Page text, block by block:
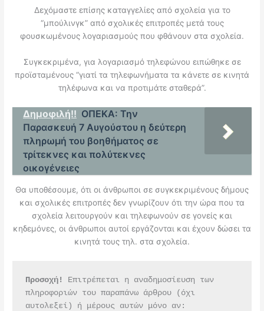
Δεχόμαστε επίσης καταγγελίες από σχολεία για το
“μπούλινγκ” από σχολικές επιτροπές μετά τους
φουσκωμένους λογαριασμούς που φθάνουν στα σχολεία.
Συγκεκριμένα, για λογαριασμό τηλεφώνου ειπώθηκε σε
προϊσταμένους “γιατί τα τηλεφωνήματα τα κάνετε σε κινητά
τηλέφωνα και να προτιμάτε σταθερά”.
Δημοφιλή!! ΟΠΕΚΑ: Την
Παρασκευή 7 Αυγούστου η δεύτερη
πληρωμή του βοηθήματος σε
τρίτεκνες και πολύτεκνες
οικογένειες
Θα υποθέσουμε, ότι οι άνθρωποι σε συγκεκριμένους δήμους
και σχολικές επιτροπές δεν γνωρίζουν ότι την ώρα που τα
σχολεία λειτουργούν και τηλεφωνούν σε γονείς και
κηδεμόνες, οι άνθρωποι αυτοί εργάζονται και έχουν δώσει τα
κινητά τους τηλ. στα σχολεία.
Προσοχή!
Επιτρέπεται η αναδημοσίευση των
πληροφοριών του παραπάνω άρθρου (όχι
αυτολεξεί) ή μέρους αυτών μόνο αν: